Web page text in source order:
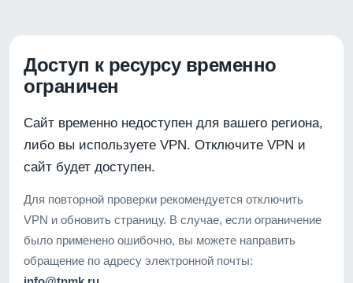
Доступ к ресурсу временно
ограничен
Сайт временно недоступен для вашего региона,
либо вы используете VPN. Отключите VPN и
сайт будет доступен.
Для повторной проверки рекомендуется отключить
VPN и обновить страницу. В случае, если ограничение
было применено ошибочно, вы можете направить
обращение по адресу электронной почты: